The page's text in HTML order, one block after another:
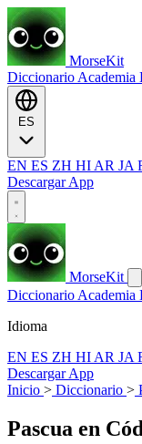
MorseKit
Diccionario Academia
EN ES ZH HI AR JA
Descargar App
MorseKit
Diccionario Academia
Idioma
EN ES ZH HI AR JA
Descargar App
Inicio > Diccionario >
Pascua en